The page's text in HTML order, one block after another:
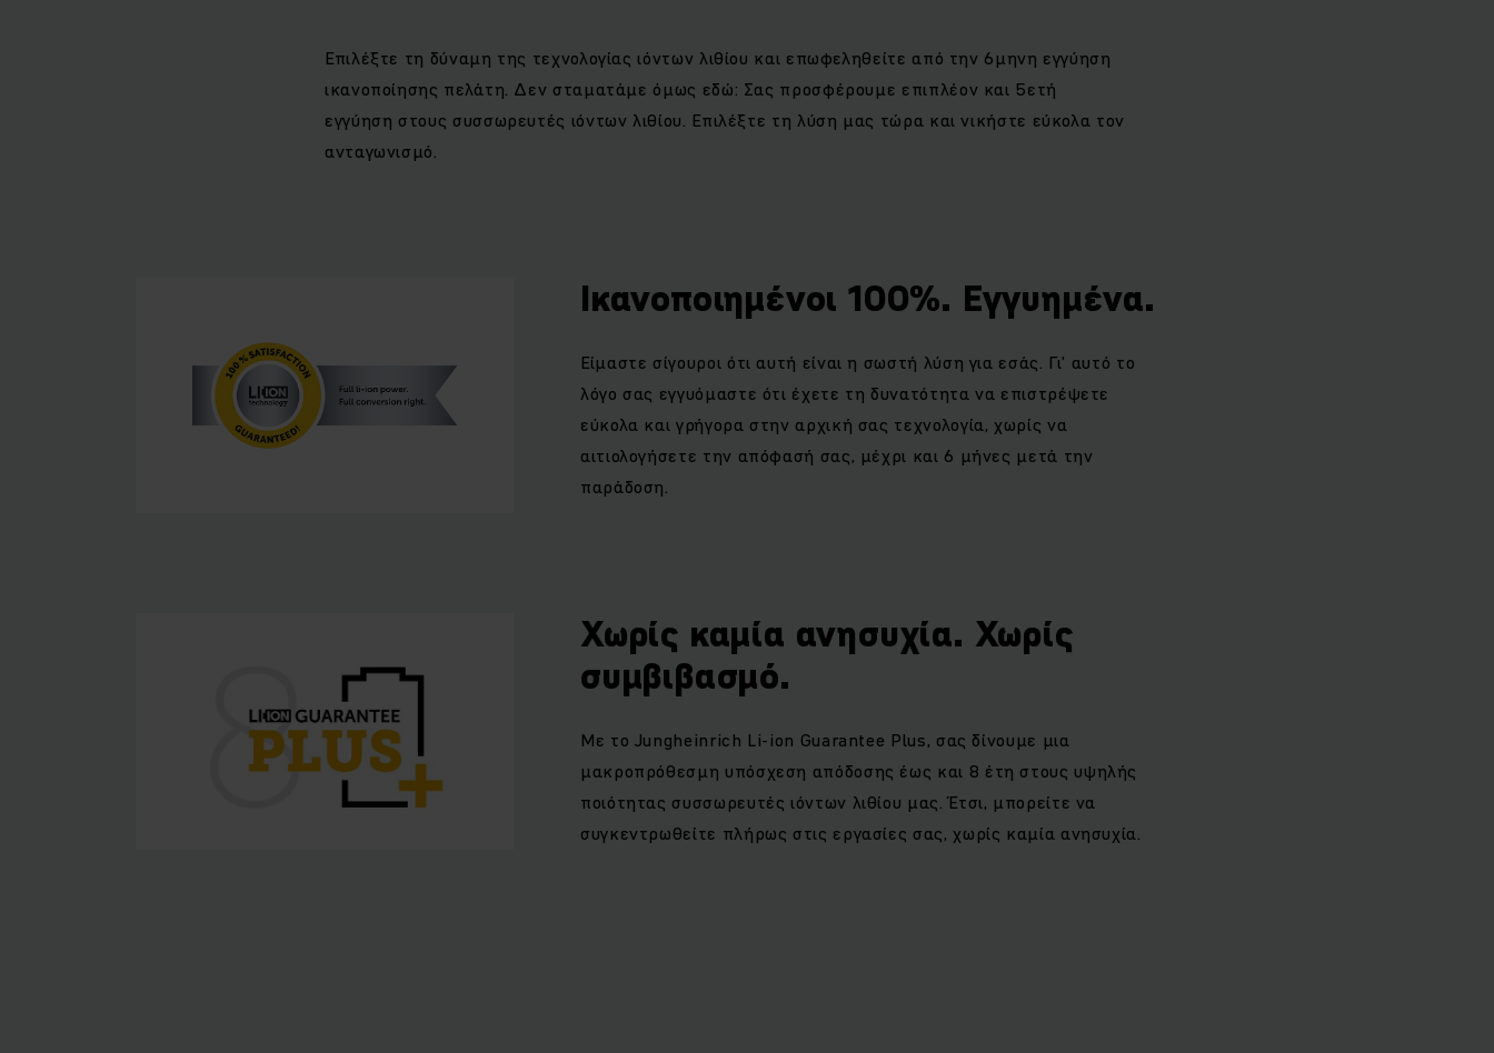
Επιλέξτε τη δύναμη της τεχνολογίας ιόντων λιθίου και επωφεληθείτε από την 6μηνη εγγύηση
ικανοποίησης πελάτη. Δεν σταματάμε όμως εδώ: Σας προσφέρουμε επιπλέον και 5ετή
εγγύηση στους συσσωρευτές ιόντων λιθίου. Επιλέξτε τη λύση μας τώρα και νικήστε εύκολα τον
ανταγωνισμό.
Ικανοποιημένοι 100%. Εγγυημένα.
Είμαστε σίγουροι ότι αυτή είναι η σωστή λύση για εσάς. Γι’ αυτό το
λόγο σας εγγυόμαστε ότι έχετε τη δυνατότητα να επιστρέψετε
εύκολα και γρήγορα στην αρχική σας τεχνολογία, χωρίς να
αιτιολογήσετε την απόφασή σας, μέχρι και 6 μήνες μετά την
παράδοση.
Χωρίς καμία ανησυχία. Χωρίς
συμβιβασμό.
Με το Jungheinrich Li-ion Guarantee Plus, σας δίνουμε μια
μακροπρόθεσμη υπόσχεση απόδοσης έως και 8 έτη στους υψηλής
ποιότητας συσσωρευτές ιόντων λιθίου μας. Έτσι, μπορείτε να
συγκεντρωθείτε πλήρως στις εργασίες σας, χωρίς καμία ανησυχία.